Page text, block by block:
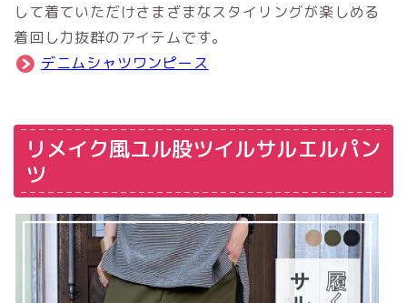
して着ていただけさまざまなスタイリングが楽しめる
着回し力抜群のアイテムです。
デニムシャツワンピース
リメイク風ユル股ツイルサルエルパン
ツ